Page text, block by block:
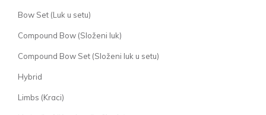
Bow Set (Luk u setu)
Compound Bow (Složeni luk)
Compound Bow Set (Složeni luk u setu)
Hybrid
Limbs (Kraci)